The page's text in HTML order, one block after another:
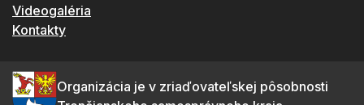
Videogaléria
Kontakty
Organizácia je v zriaďovateľskej pôsobnosti